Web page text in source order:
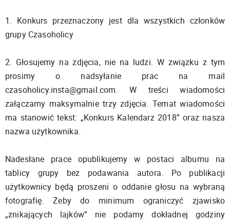
1. Konkurs przeznaczony jest dla wszystkich członków
grupy Czasoholicy
2. Głosujemy na zdjęcia, nie na ludzi. W związku z tym
prosimy o nadsyłanie prac na mail
czasoholicy.insta@gmail.com. W treści wiadomości
załączamy maksymalnie trzy zdjęcia. Temat wiadomości
ma stanowić tekst: „Konkurs Kalendarz 2018” oraz nasza
nazwa użytkownika.
Nadesłane prace opublikujemy w postaci albumu na
tablicy grupy bez podawania autora. Po publikacji
użytkownicy będą proszeni o oddanie głosu na wybraną
fotografię. Żeby do minimum ograniczyć zjawisko
„znikających lajków” nie podamy dokładnej godziny